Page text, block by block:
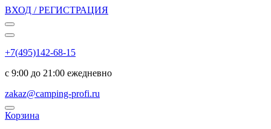
ВХОД / РЕГИСТРАЦИЯ
+7(495)142-68-15
с 9:00 до 21:00 ежедневно
zakaz@camping-profi.ru
Корзина